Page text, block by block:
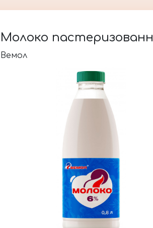
Молоко
Вемол